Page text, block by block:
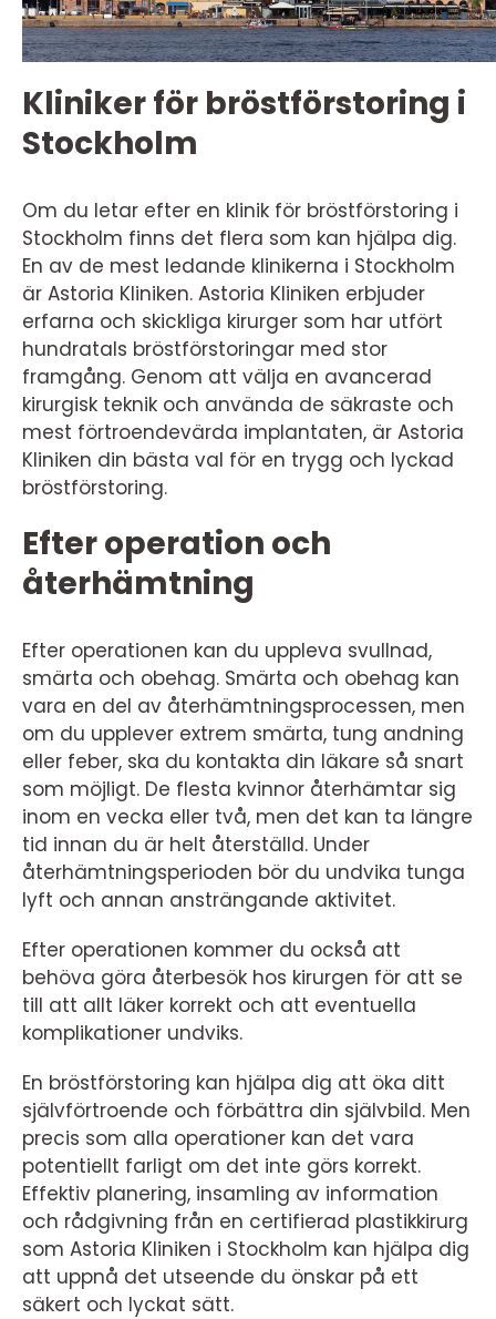
Kliniker för bröstförstoring i
Stockholm
Om du letar efter en klinik för bröstförstoring i
Stockholm finns det flera som kan hjälpa dig.
En av de mest ledande klinikerna i Stockholm
är Astoria Kliniken. Astoria Kliniken erbjuder
erfarna och skickliga kirurger som har utfört
hundratals bröstförstoringar med stor
framgång. Genom att välja en avancerad
kirurgisk teknik och använda de säkraste och
mest förtroendevärda implantaten, är Astoria
Kliniken din bästa val för en trygg och lyckad
bröstförstoring.
Efter operation och
återhämtning
Efter operationen kan du uppleva svullnad,
smärta och obehag. Smärta och obehag kan
vara en del av återhämtningsprocessen, men
om du upplever extrem smärta, tung andning
eller feber, ska du kontakta din läkare så snart
som möjligt. De flesta kvinnor återhämtar sig
inom en vecka eller två, men det kan ta längre
tid innan du är helt återställd. Under
återhämtningsperioden bör du undvika tunga
lyft och annan ansträngande aktivitet.
Efter operationen kommer du också att
behöva göra återbesök hos kirurgen för att se
till att allt läker korrekt och att eventuella
komplikationer undviks.
En bröstförstoring kan hjälpa dig att öka ditt
självförtroende och förbättra din självbild. Men
precis som alla operationer kan det vara
potentiellt farligt om det inte görs korrekt.
Effektiv planering, insamling av information
och rådgivning från en certifierad plastikkirurg
som Astoria Kliniken i Stockholm kan hjälpa dig
att uppnå det utseende du önskar på ett
säkert och lyckat sätt.